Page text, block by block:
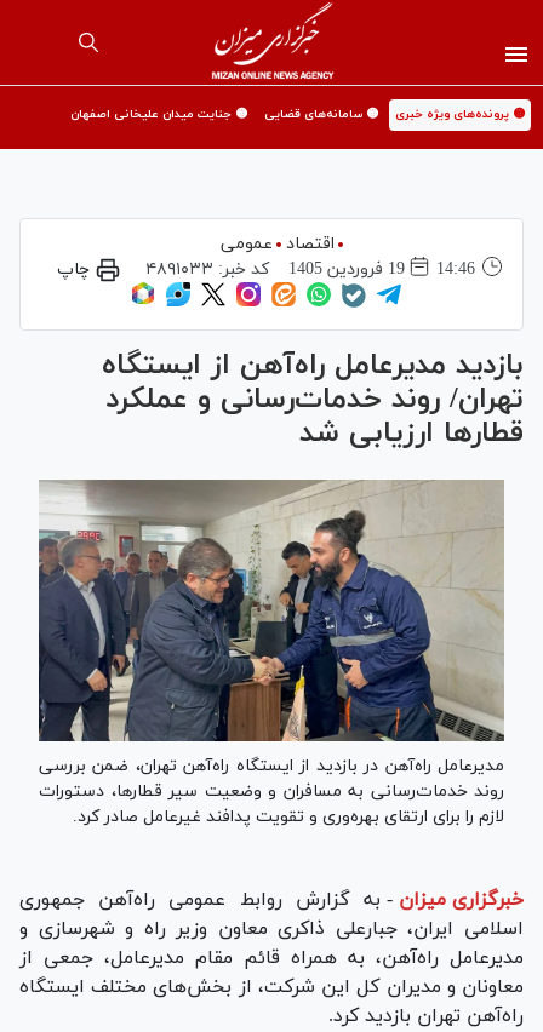
🟡 پرونده‌های ویژه خبری 🟡 سامانه‌های قضایی 🟡 جنایت میدان علیخانی اصفهان
اقتصاد
عمومی
14:46
19 فروردين 1405 کد خبر: ۴۸۹۱۰۳۳ چاپ
بازدید مدیرعامل راه‌آهن از ایستگاه
تهران/ روند خدمات‌رسانی و عملکرد
قطارها ارزیابی شد
مدیرعامل راه‌آهن در بازدید از ایستگاه راه‌آهن تهران، ضمن بررسی
روند خدمات‌رسانی به مسافران و وضعیت سیر قطارها، دستورات
لازم را برای ارتقای بهره‌وری و تقویت پدافند غیرعامل صادر کرد.
خبرگزاری میزان - به گزارش روابط عمومی راه‌آهن جمهوری
اسلامی ایران، جبارعلی ذاکری معاون وزیر راه و شهرسازی و
مدیرعامل راه‌آهن، به همراه قائم مقام مدیرعامل، جمعی از
معاونان و مدیران کل این شرکت، از بخش‌های مختلف ایستگاه
راه‌آهن تهران بازدید کرد.